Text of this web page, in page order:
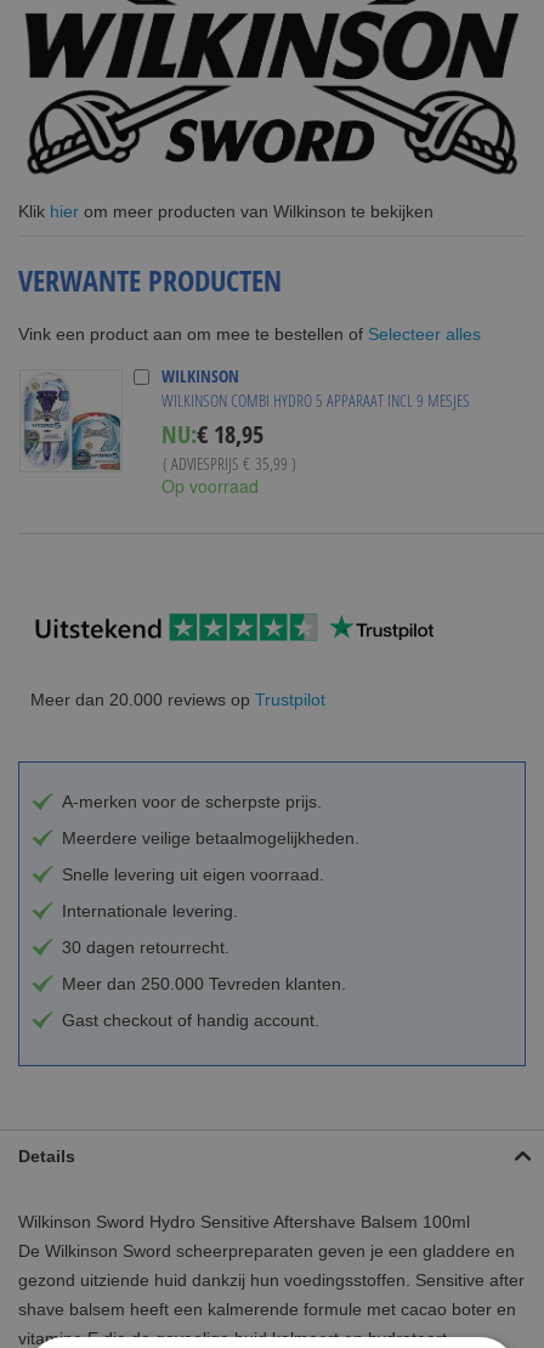
Klik hier om meer producten van Wilkinson te bekijken
VERWANTE PRODUCTEN
Vink een product aan om mee te bestellen of Selecteer alles
WILKINSON
WILKINSON COMBI HYDRO 5 APPARAAT INCL 9 MESJES
NU:Special
Price
€ 18,95
( ADVIESPRIJS € 35,99 )
Op voorraad
Meer dan 20.000 reviews op Trustpilot
A-merken voor de scherpste prijs.
Meerdere veilige betaalmogelijkheden.
Snelle levering uit eigen voorraad.
Internationale levering.
30 dagen retourrecht.
Meer dan 250.000 Tevreden klanten.
Gast checkout of handig account.
Details
Wilkinson Sword Hydro Sensitive Aftershave Balsem 100ml
De Wilkinson Sword scheerpreparaten geven je een gladdere en
gezond uitziende huid dankzij hun voedingsstoffen. Sensitive after
shave balsem heeft een kalmerende formule met cacao boter en
vitamine E die de gevoelige huid kalmeert en hydrateert.